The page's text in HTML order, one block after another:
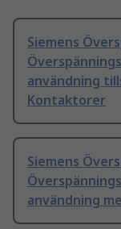
Siemens
användning
Kontaktorer
Siemens
användning